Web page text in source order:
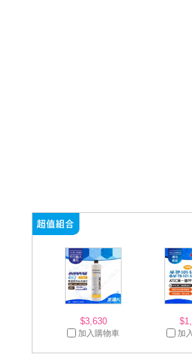
$3,630
加入購物車 加